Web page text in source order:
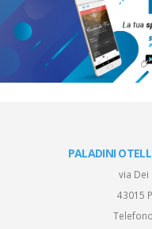
PALADINI
via Dei
43015